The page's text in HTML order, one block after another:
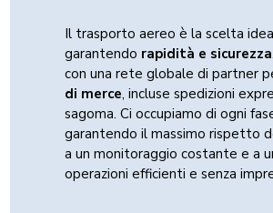
Il trasporto aereo è la scelta
garantendo rapidità e sicurezza
con una rete globale di partner
di merce, incluse spedizioni
sagoma. Ci occupiamo di ogni
garantendo il massimo rispetto
a un monitoraggio costante e a
operazioni efficienti e senza